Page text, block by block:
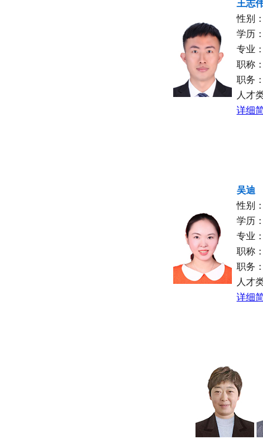
王志
性别
学历
专业
职称
职务
人才
详细
吴迪
性别
学历
专业
职称
职务
人才
详细